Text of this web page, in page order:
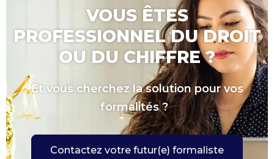
VOUS ÊTES
PROFESSIONNEL DU DROIT
OU DU CHIFFRE ?
Et vous cherchez la solution pour vos
formalités ?
Contactez votre futur(e) formaliste